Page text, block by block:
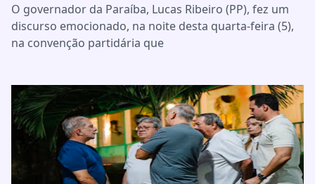
O governador da Paraíba, Lucas Ribeiro (PP), fez um
discurso emocionado, na noite desta quarta-feira (5),
na convenção partidária que